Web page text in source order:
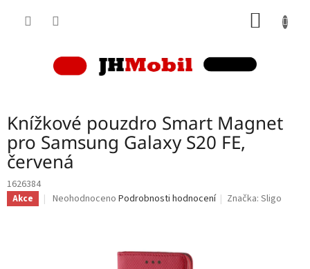
Knížkové pouzdro Smart Magnet
pro Samsung Galaxy S20 FE,
červená
1626384
Akce
Průměrné
Neohodnoceno Podrobnosti hodnocení Značka:Sligo